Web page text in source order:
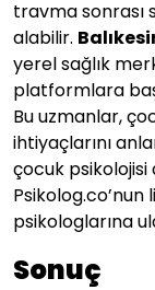
travma sonrası
alabilir.
yerel sağlık
platformlara
Bu uzmanlar,
ihtiyaçlarını
çocuk psikolojisi
psikologlarına
Sonuç